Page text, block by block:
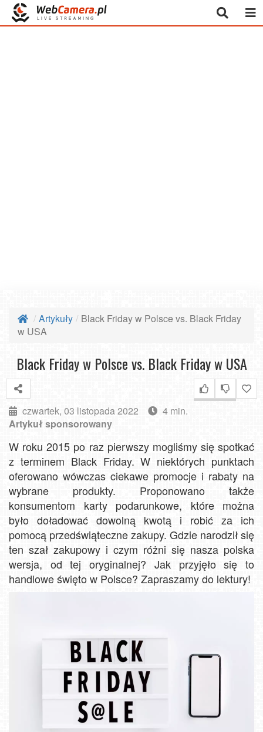
Artykuły
Black Friday w Polsce vs. Black Friday
w USA
Black Friday w Polsce vs. Black Friday w USA
czwartek, 03 listopada 2022
4 min.
Artykuł sponsorowany
W roku 2015 po raz pierwszy mogliśmy się spotkać
z terminem Black Friday. W niektórych punktach
oferowano wówczas ciekawe promocje i rabaty na
wybrane produkty. Proponowano także
konsumentom karty podarunkowe, które można
było doładować dowolną kwotą i robić za ich
pomocą przedświąteczne zakupy. Gdzie narodził się
ten szał zakupowy i czym różni się nasza polska
wersja, od tej oryginalnej? Jak przyjęło się to
handlowe święto w Polsce? Zapraszamy do lektury!